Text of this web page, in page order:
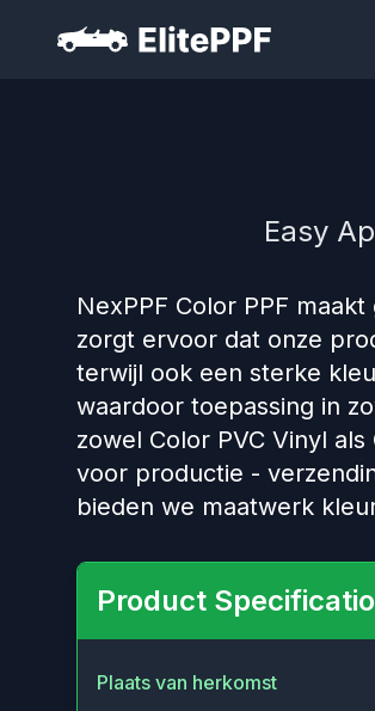
Easy
NexPPF Color PPF
zorgt ervoor dat onze
terwijl ook een sterke
waardoor toepassing in
zowel Color PVC Vinyl
voor productie -
bieden we maatwerk
Product
Plaats van herkomst